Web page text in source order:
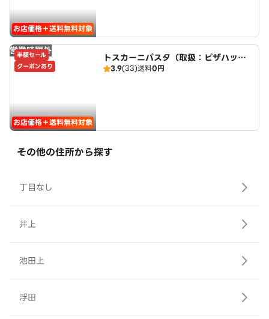
お店価格＋送料無料対象
営業時間外
半額セール
クーポンあり
お店価格＋送料無料対象
トスカーニパスタ（取扱：ピザハット
北名古屋徳重店）
3.9(33)送料0円
その他の住所から探す
丁目なし
井上
池田上
浮田